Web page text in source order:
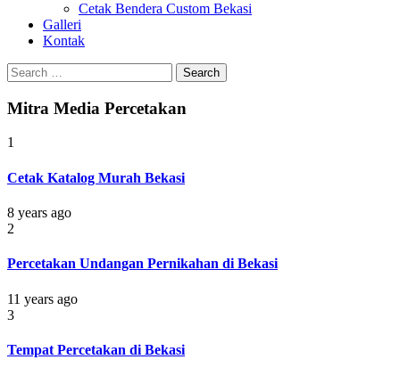
Cetak Bendera Custom Bekasi
Galleri
Kontak
Search
for:
Mitra Media Percetakan
1
Cetak Katalog Murah Bekasi
8 years ago
2
Percetakan Undangan Pernikahan di Bekasi
11 years ago
3
Tempat Percetakan di Bekasi